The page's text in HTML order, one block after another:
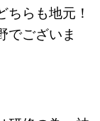
ちらも地元！
でございま